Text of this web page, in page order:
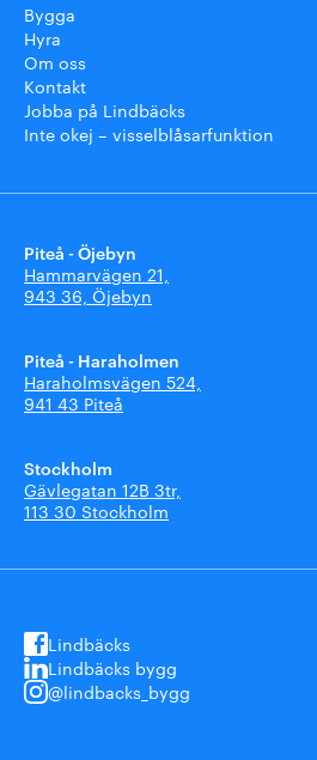
Bygga
Hyra
Om oss
Kontakt
Jobba på Lindbäcks
Inte okej – visselblåsarfunktion
Piteå - Öjebyn
Hammarvägen 21,
943 36, Öjebyn
Piteå - Haraholmen
Haraholmsvägen 524,
941 43 Piteå
Stockholm
Gävlegatan 12B 3tr,
113 30 Stockholm
Lindbäcks
Lindbäcks bygg
@lindbacks_bygg